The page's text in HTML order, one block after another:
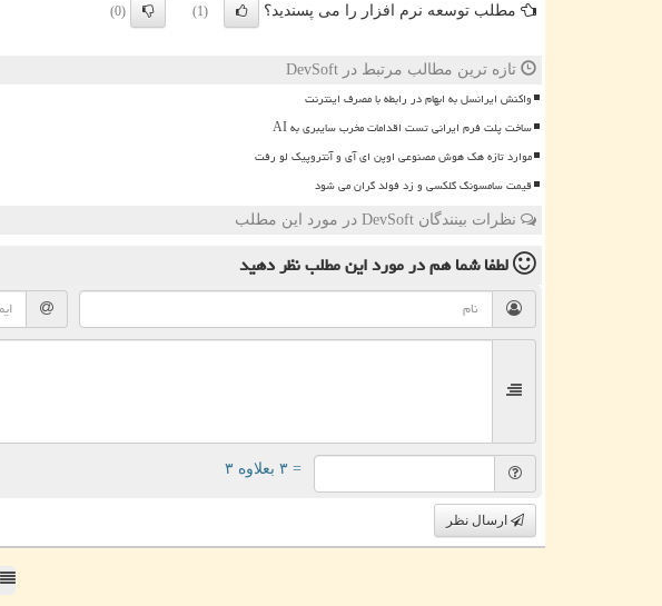
مطلب توسعه نرم افزار را می پسندید؟ (1)
(0)
تازه ترین مطالب مرتبط در DevSoft
واکنش ایرانسل به ابهام در رابطه با مصرف اینترنت
ساخت پلت فرم ایرانی تست اقدامات مخرب سایبری به AI
موارد تازه هک هوش مصنوعی اوپن ای آی و آنتروپیک لو رفت
قیمت سامسونگ گلکسی و زد فولد گران می شود
نظرات بینندگان DevSoft در مورد این مطلب
لطفا شما همدر مورد این مطلبنظر دهید
= ۳ بعلاوه ۳
ارسال نظر